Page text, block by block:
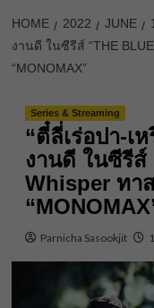
HOME 2022 JUNE
งานดี ในซีรีส์ “THE
“MONOMAX”
Series & Streaming
“ตี๋ลี่เร่อปา-เ
งานดี ในซีรีส์
Whisper ทา
Parnicha Sasookjit